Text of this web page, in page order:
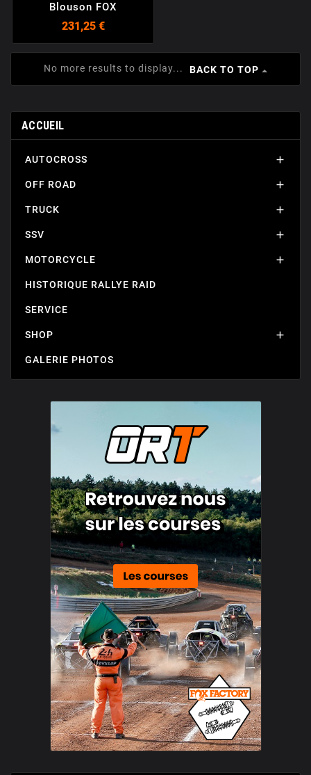
Blouson FOX
231,25 €
No more results to display... BACK TO TOP
ACCUEIL
AUTOCROSS 
OFF ROAD 
TRUCK 
SSV 
MOTORCYCLE 
HISTORIQUE RALLYE RAID
SERVICE
SHOP 
GALERIE PHOTOS